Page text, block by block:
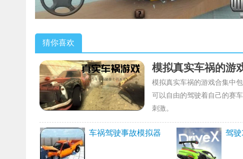
猜你喜欢
模拟真实车祸的游
模拟真实车祸的游戏合集中
可以自由的驾驶着自己的赛
刺激。
车祸驾驶事故模拟器
驾